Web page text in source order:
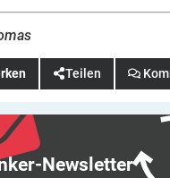
Teilen
Newsletter